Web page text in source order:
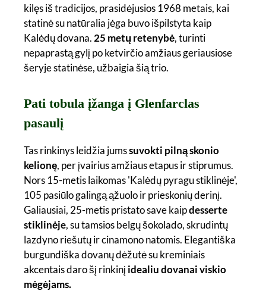
kilęs iš tradicijos, prasidėjusios 1968 metais, kai
statinė su natūralia jėga buvo išpilstyta kaip
Kalėdų dovana. 25 metų retenybė, turinti
nepaprastą gylį po ketvirčio amžiaus geriausiose
šeryje statinėse, užbaigia šią trio.
Pati tobula įžanga į Glenfarclas
pasaulį
Tas rinkinys leidžia jumssuvokti pilną skonio
kelionę, per įvairius amžiaus etapus ir stiprumus.
Nors 15-metis laikomas 'Kalėdų pyragu stiklinėje',
105 pasiūlo galingą ąžuolo ir prieskonių derinį.
Galiausiai, 25-metis pristato save kaipdesserte
stiklinėje, su tamsios belgų šokolado, skrudintų
lazdyno riešutų ir cinamono natomis. Elegantiška
burgundiška dovanų dėžutė su kreminiais
akcentais daro šį rinkinį idealiu dovanai viskio
mėgėjams.